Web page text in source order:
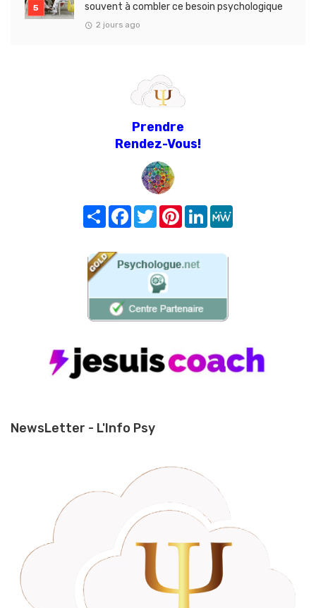
souvent à combler ce besoin psychologique
2 jours ago
Prendre
Rendez-Vous!
Share FacebookTwitterPinterest
LinkedIn
NewsLetter - L'Info Psy